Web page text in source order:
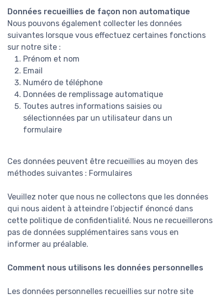
Données recueillies de façon non automatique
Nous pouvons également collecter les données
suivantes lorsque vous effectuez certaines fonctions
sur notre site :
Prénom et nom
Email
Numéro de téléphone
Données de remplissage automatique
Toutes autres informations saisies ou
sélectionnées par un utilisateur dans un
formulaire
Ces données peuvent être recueillies au moyen des
méthodes suivantes : Formulaires
Veuillez noter que nous ne collectons que les données
qui nous aident à atteindre l’objectif énoncé dans
cette politique de confidentialité. Nous ne recueillerons
pas de données supplémentaires sans vous en
informer au préalable.
Comment nous utilisons les données personnelles
Les données personnelles recueillies sur notre site